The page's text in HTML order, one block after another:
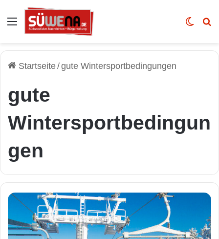
Auswahl Skin
Startseite/gute Wintersportbedingungen
gute
Wintersportbedingun
gen